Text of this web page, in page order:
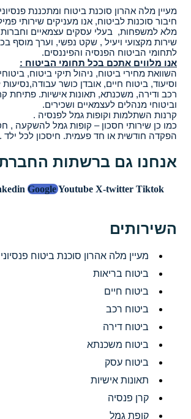
מעיין מלה אהרון סוכנת ביטוח ומתכננת
חיבור סוכנות לביטוח, אנו מעניקים שירותי
מלא למשפחות, בעלי עסקים עצמאיים
שירות מקצועי ויעיל , שקט נפשי, וערך מוסף
לתחומי הביטוח הפנסיה והפיננסים.
אנו מלווים אתכם בכל תחומי הביטוח :
השוואת מחירי ביטוח, ניהול תיקי ביטוח,
וסיעוד, ביטוח חיים, אובדן כושר עבודה,נסיעות
רכב ודירה, משכנתא, תאונות אישיות. פתיחת
וביטוחי מנהלים לעצמאיים ושכירים.
קרנות השתלמות וקופות גמל לפנסיה .
כמו כן שירותי חסכון – קופות גמל להשקעה ,
הפקדה חודשית או חד פעמית. חיסכון לכל ילד .
אנחנו גם ברשתות
GoogleYoutube X-twitter Tiktok
השירותים
מעיין מלה אהרון סוכנת ביטוח פנסיוני
ביטוח בריאות
ביטוח חיים
ביטוח רכב
ביטוח דירה
ביטוח משכנתא
ביטוח עסק
תאונות אישיות
קרן פנסיה
קופת גמל